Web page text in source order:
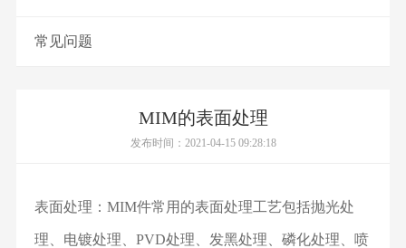
常见问题
MIM的表面处理
发布时间：2021-04-15 09:28:18
表面处理：MIM件常用的表面处理工艺包括抛光处
理、电镀处理、PVD处理、发黑处理、磷化处理、喷